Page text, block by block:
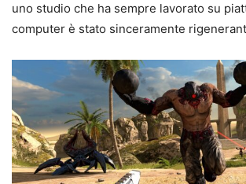
uno studio che ha sempre lavorato su
computer è stato sinceramente